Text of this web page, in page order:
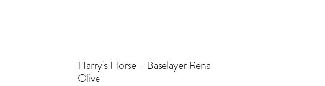
Harry's Horse - Baselayer Rena
Olive